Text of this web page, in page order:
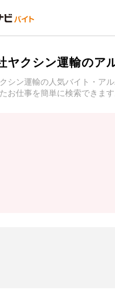
ヤクシン運輸のア
シン運輸の人気バイト・ア
お仕事を簡単に検索できま